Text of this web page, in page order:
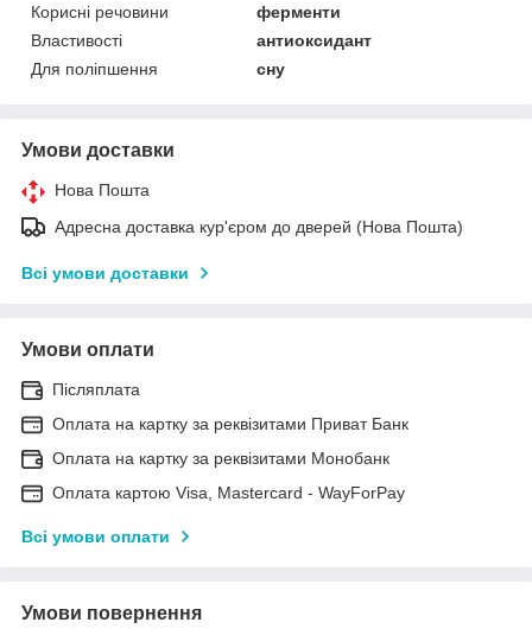
Корисні речовини
ферменти
Властивості
антиоксидант
Для поліпшення
сну
Умови доставки
Нова Пошта
Адресна доставка кур'єром до дверей (Нова Пошта)
Всі умови доставки
Умови оплати
Післяплата
Оплата на картку за реквізитами Приват Банк
Оплата на картку за реквізитами Монобанк
Оплата картою Visa, Mastercard - WayForPay
Всі умови оплати
Умови повернення